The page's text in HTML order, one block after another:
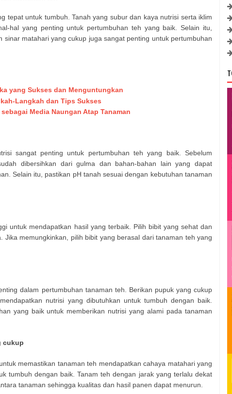
tepat untuk tumbuh. Tanah yang subur dan kaya nutrisi serta iklim
hal yang penting untuk pertumbuhan teh yang baik. Selain itu,
sinar matahari yang cukup juga sangat penting untuk pertumbuhan
yang Sukses dan Menguntungkan
Langkah dan Tips Sukses
Media Naungan Atap Tanaman
sangat penting untuk pertumbuhan teh yang baik. Sebelum
dibersihkan dari gulma dan bahan-bahan lain yang dapat
Selain itu, pastikan pH tanah sesuai dengan kebutuhan tanaman
untuk mendapatkan hasil yang terbaik. Pilih bibit yang sehat dan
Jika memungkinkan, pilih bibit yang berasal dari tanaman teh yang
dalam pertumbuhan tanaman teh. Berikan pupuk yang cukup
nutrisi yang dibutuhkan untuk tumbuh dengan baik.
yang baik untuk memberikan nutrisi yang alami pada tanaman
cukup
memastikan tanaman teh mendapatkan cahaya matahari yang
tumbuh dengan baik. Tanam teh dengan jarak yang terlalu dekat
tanaman sehingga kualitas dan hasil panen dapat menurun.